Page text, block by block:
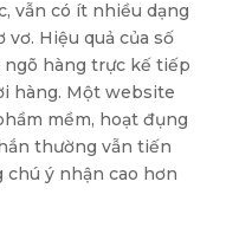
vẫn có ít nhiều dạng
Hiệu quả của số
ngõ hàng trực kế tiếp
hàng. Một website
mềm, hoạt đụng
thường vẫn tiến
ý nhận cao hơn